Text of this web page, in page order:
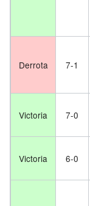
Derrota 7-1
Victoria 7-0
Victoria 6-0